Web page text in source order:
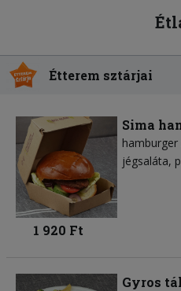
Étterem sztárjai
Sima
hamburger
jégsaláta
1 920 Ft
Gyros tál